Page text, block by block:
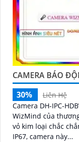
CAMERA BÁO
30%
Liên Hệ
Camera DH-IPC-
WizMind của thương
vỏ kim loại chắc
IP67, camera này...